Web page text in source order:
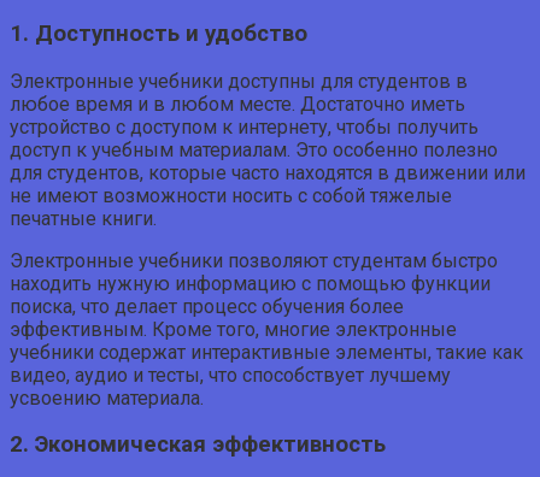
1. Доступность и удобство
Электронные учебники доступны для студентов в
любое время и в любом месте. Достаточно иметь
устройство с доступом к интернету, чтобы получить
доступ к учебным материалам. Это особенно полезно
для студентов, которые часто находятся в движении или
не имеют возможности носить с собой тяжелые
печатные книги.
Электронные учебники позволяют студентам быстро
находить нужную информацию с помощью функции
поиска, что делает процесс обучения более
эффективным. Кроме того, многие электронные
учебники содержат интерактивные элементы, такие как
видео, аудио и тесты, что способствует лучшему
усвоению материала.
2. Экономическая эффективность